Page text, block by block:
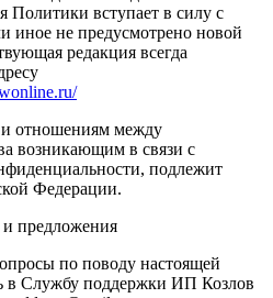
Политики вступает в силу с
иное не предусмотрено новой
редакция всегда
отношениям между
возникающим в связи с
подлежит
Федерации.
предложения
по поводу настоящей
в Службу поддержки ИП Козлов